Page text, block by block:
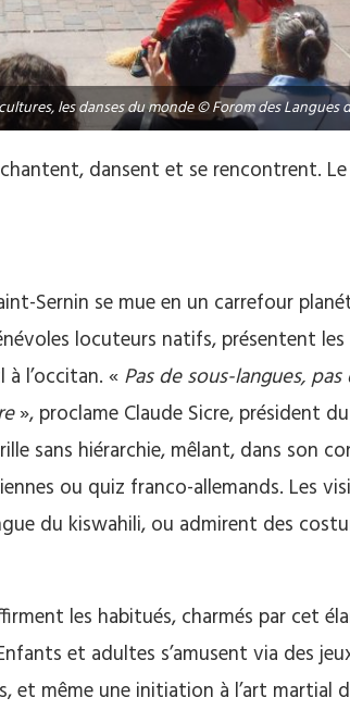
les danses du monde © Forom des Langues
dansent et se rencontrent.
Sernin se mue en un carrefour
locuteurs natifs, présentent les
l’occitan. « Pas de sous-langues,
», proclame Claude Sicre, président
sans hiérarchie, mêlant, dans son
ou quiz franco-allemands. Les
du kiswahili, ou admirent des
les habitués, charmés par cet
et adultes s’amusent via des
et même une initiation à l’art martial